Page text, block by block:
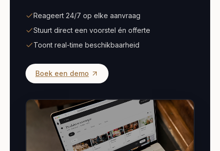
Reageert 24/7 op elke aanvraag
Stuurt direct een voorstel én offerte
Toont real-time beschikbaarheid
Boek een demo